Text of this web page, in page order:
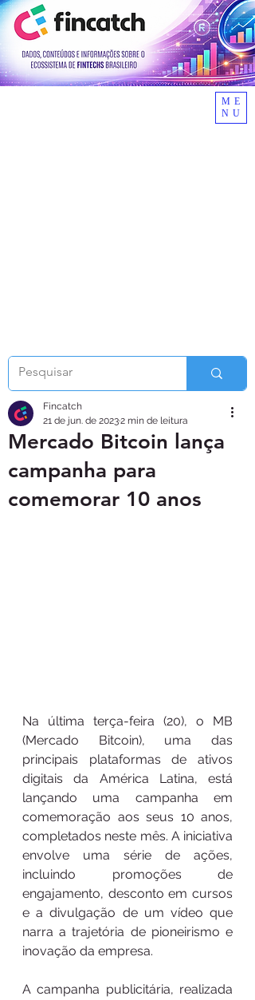
ME
NU
Mercado Bitcoin lança
campanha para
comemorar 10 anos
Fincatch
21 de jun. de 20232 min de leitura
Na última terça-feira (20), o MB
(Mercado Bitcoin), uma das
principais plataformas de ativos
digitais da América Latina, está
lançando uma campanha em
comemoração aos seus 10 anos,
completados neste mês. A iniciativa
envolve uma série de ações,
incluindo promoções de
engajamento, desconto em cursos
e a divulgação de um vídeo que
narra a trajetória de pioneirismo e
inovação da empresa.
A campanha publicitária, realizada